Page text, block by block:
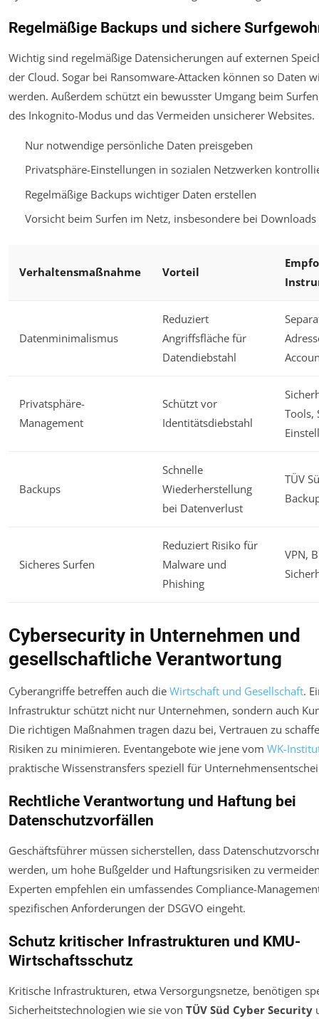
Regelmäßige Backups und sichere
Wichtig sind regelmäßige Datensicherungen auf externen
der Cloud. Sogar bei Ransomware-Attacken können so Daten
werden. Außerdem schützt ein bewusster Umgang beim
des Inkognito-Modus und das Vermeiden unsicherer Websites.
Nur notwendige persönliche Daten preisgeben
Privatsphäre-Einstellungen in sozialen Netzwerken
Regelmäßige Backups wichtiger Daten erstellen
Vorsicht beim Surfen im Netz, insbesondere bei Downloads
Verhaltensmaßnahme Vorteil
Datenminimalismus
Reduziert
Angriffsfläche für
Datendiebstahl
Privatsphäre-
Management
Schützt vor
Identitätsdiebstahl
Tools,
Backups
Schnelle
Wiederherstellung
bei Datenverlust
TÜV
Sicheres Surfen
Reduziert Risiko für
Malware und
Phishing
VPN,
Cybersecurity in Unternehmen und
gesellschaftliche Verantwortung
Cyberangriffe betreffen auch die Wirtschaft und Gesellschaft.
Infrastruktur schützt nicht nur Unternehmen, sondern auch
Die richtigen Maßnahmen tragen dazu bei, Vertrauen zu
Risiken zu minimieren. Eventangebote wie jene vom WK-
praktische Wissenstransfers speziell für
Rechtliche Verantwortung und Haftung bei
Datenschutzvorfällen
Geschäftsführer müssen sicherstellen, dass
werden, um hohe Bußgelder und Haftungsrisiken zu
Experten empfehlen ein umfassendes Compliance-
spezifischen Anforderungen der DSGVO eingeht.
Schutz kritischer Infrastrukturen und KMU-
Wirtschaftsschutz
Kritische Infrastrukturen, etwa Versorgungsnetze, benötigen
Sicherheitstechnologien wie sie von TÜV Süd Cyber Security